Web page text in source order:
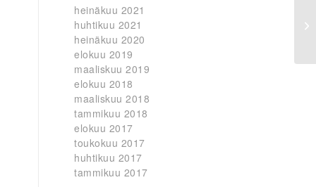
heinäkuu 2021
huhtikuu 2021
heinäkuu 2020
elokuu 2019
maaliskuu 2019
elokuu 2018
maaliskuu 2018
tammikuu 2018
elokuu 2017
toukokuu 2017
huhtikuu 2017
tammikuu 2017